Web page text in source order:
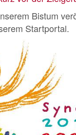
Bistum
Startportal.